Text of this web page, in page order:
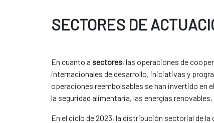
SECTORES DE
En cuanto a sectores, las operaciones de
internacionales de desarrollo, iniciativas y
operaciones reembolsables se han invertido
la seguridad alimentaria, las energías
En el ciclo de 2023, la distribución sectorial de